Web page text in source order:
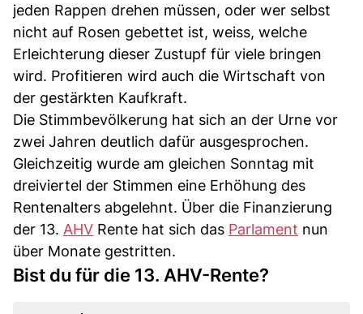
jeden Rappen drehen müssen, oder wer selbst
nicht auf Rosen gebettet ist, weiss, welche
Erleichterung dieser Zustupf für viele bringen
wird. Profitieren wird auch die Wirtschaft von
der gestärkten Kaufkraft.
Die Stimmbevölkerung hat sich an der Urne vor
zwei Jahren deutlich dafür ausgesprochen.
Gleichzeitig wurde am gleichen Sonntag mit
dreiviertel der Stimmen eine Erhöhung des
Rentenalters abgelehnt. Über die Finanzierung
der 13. AHV Rente hat sich das Parlament nun
über Monate gestritten.
Bist du für die 13. AHV-Rente?